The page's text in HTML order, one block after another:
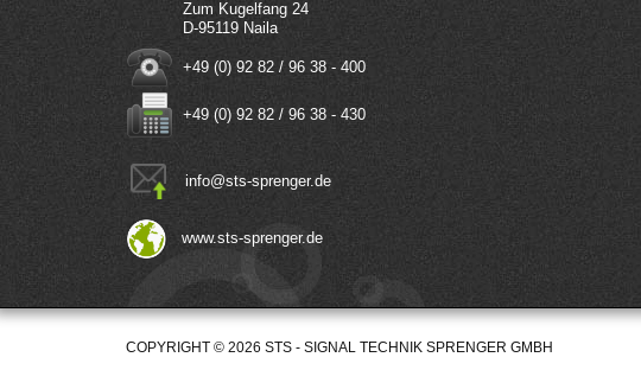
Zum Kugelfang 24
D-95119 Naila
+49 (0) 92 82 / 96 38 - 400
+49 (0) 92 82 / 96 38 - 430
info@sts-sprenger.de
www.sts-sprenger.de
COPYRIGHT © 2026 STS - SIGNAL TECHNIK SPRENGER GMBH